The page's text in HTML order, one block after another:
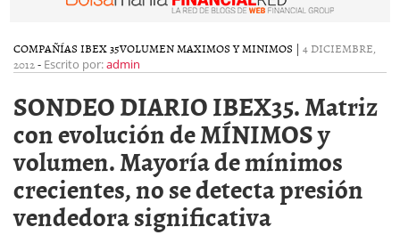
COMPAÑÍAS IBEX 35VOLUMEN MAXIMOS Y MINIMOS | 4 DICIEMBRE,
2012- Escrito por:admin
SONDEO DIARIO IBEX35. Matriz
con evolución de MÍNIMOS y
volumen. Mayoría de mínimos
crecientes, no se detecta presión
vendedora significativa